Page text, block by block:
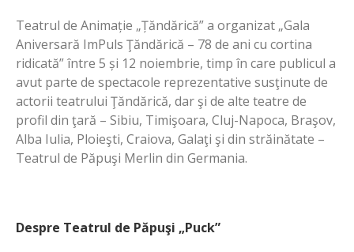
Teatrul de Animație „Țăndărică” a organizat „Gala
Aniversară ImPuls Ţăndărică – 78 de ani cu cortina
ridicată” între 5 și 12 noiembrie, timp în care publicul a
avut parte de spectacole reprezentative susţinute de
actorii teatrului Ţăndărică, dar şi de alte teatre de
profil din ţară – Sibiu, Timişoara, Cluj-Napoca, Braşov,
Alba Iulia, Ploieşti, Craiova, Galaţi şi din străinătate –
Teatrul de Păpuşi Merlin din Germania.
Despre Teatrul de Păpuşi „Puck”